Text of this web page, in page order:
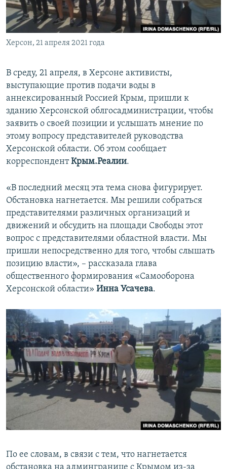
ПОБЕДИТЕЛЕЙ НЕ СУДЯТ?
КРЫМ.НЕПОКОРЕННЫЙ
ELIFBE
ПРИСОЕДИНЯЙТЕСЬ!
Все сайты RFE/RL
Херсон, 21 апреля 2021 года
В среду, 21 апреля, в Херсоне активисты,
выступающие против подачи воды в
аннексированный Россией Крым, пришли к
зданию Херсонской облгосадминистрации, чтобы
заявить о своей позиции и услышать мнение по
этому вопросу представителей руководства
Херсонской области. Об этом сообщает
корреспондентКрым.Реалии.
«В последний месяц эта тема снова фигурирует.
Обстановка нагнетается. Мы решили собраться
представителями различных организаций и
движений и обсудить на площади Свободы этот
вопрос с представителями областной власти. Мы
пришли непосредственно для того, чтобы слышать
позицию власти», – рассказала глава
общественного формирования «Самооборона
Херсонской области» Инна Усачева.
По ее словам, в связи с тем, что нагнетается